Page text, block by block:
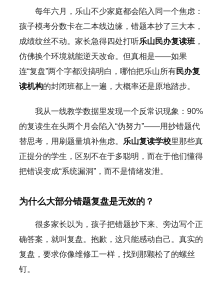
每年六月，乐山不少家庭都会陷入同一个焦虑：
孩子模考分数卡在二本线边缘，错题本抄了三大本，
成绩纹丝不动。家长急得四处打听乐山民办复读班，
仿佛换个环境就能逆天改命。但真相是——如果
连“复盘”两个字都没搞明白，哪怕把乐山所有民办复
读机构的封闭班都上一遍，大概率还是原地踏步。
我从一线教学数据里发现一个反常识现象：90%
的复读生在头两个月会陷入“伪努力”——用抄错题代
替思考，用刷题量填补焦虑。 乐山复读学校里那些真
正提分的学生，区别不在于多聪明，而在于他们懂得
把错误变成“系统漏洞”，而不是情绪发泄。
为什么大部分错题复盘是无效的？
很多家长以为，孩子把错题抄下来、旁边写个正
确答案，就叫复盘。抱歉，这只能感动自己。真实的
复盘，要求你像维修工一样，找到那颗松了的螺丝
钉。